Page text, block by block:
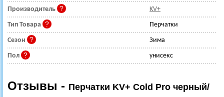
Производитель KV+
Тип Товара Перчатки
Сезон Зима
Пол унисекс
Отзывы - Перчатки KV+ Cold Pro черный/